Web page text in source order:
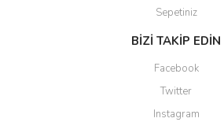
Sepetiniz
BİZİ TAKİP EDİN
Facebook
Twitter
Instagram